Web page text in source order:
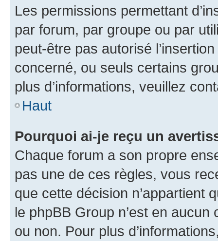
Les permissions permettant
par forum, par groupe ou par
peut-être pas autorisé
concerné, ou seuls certains
plus d’informations, veuillez
Haut
Pourquoi ai-je reçu un
Chaque forum a son propre
pas une de ces règles, vous
que cette décision n’appartient
le phpBB Group n’est en
ou non. Pour plus